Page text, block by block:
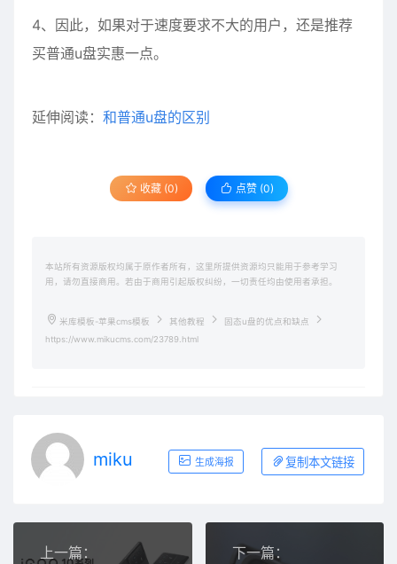
4、因此，如果对于速度要求不大的用户，还是推荐
买普通u盘实惠一点。
延伸阅读： 和普通u盘的区别
收藏 (0) 点赞 (0)
本站所有资源版权均属于原作者所有，这里所提供资源均只能用于参考学习
用，请勿直接商用。若由于商用引起版权纠纷，一切责任均由使用者承担。
米库模板-苹果cms模板 其他教程
固态u盘的优点和缺点
https://www.mikucms.com/23789.html
miku 生成海报 复制本文链接
上一篇：
下一篇：